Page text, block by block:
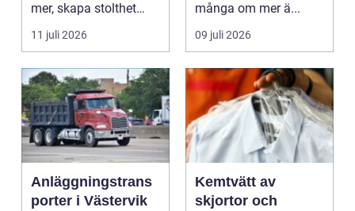
mer, skapa stolthet
inte...
11 juli 2026
många om mer ä...
09 juli 2026
Anläggningstrans
porter i Västervik
Kemtvätt av
skjortor och